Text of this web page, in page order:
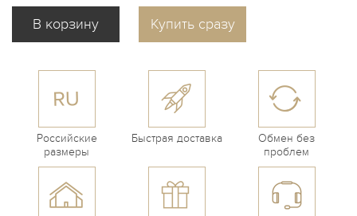
Купить сразу
Российские
размеры
Быстрая доставка
Обмен без
проблем